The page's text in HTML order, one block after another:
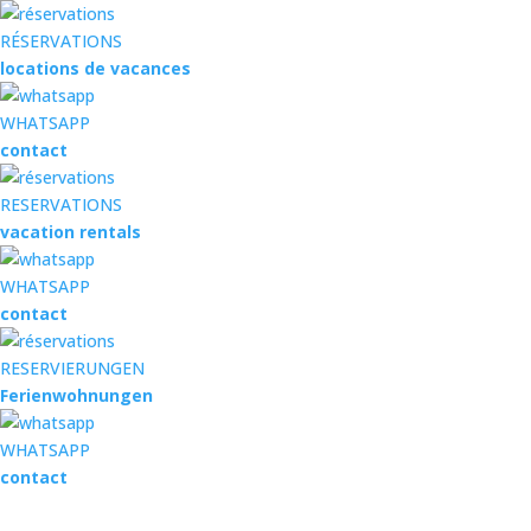
RÉSERVATIONS
locations de vacances
WHATSAPP
contact
RESERVATIONS
vacation rentals
WHATSAPP
contact
RESERVIERUNGEN
Ferienwohnungen
WHATSAPP
contact